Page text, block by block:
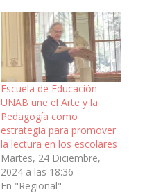
Escuela de Educación
UNAB une el Arte y la
Pedagogía como
estrategia para promover
la lectura en los escolares
Martes, 24 Diciembre,
2024 a las 18:36
En "Regional"